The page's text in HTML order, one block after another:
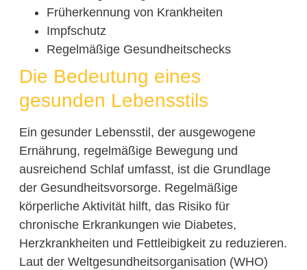
Früherkennung von Krankheiten
Impfschutz
Regelmäßige Gesundheitschecks
Die Bedeutung eines
gesunden Lebensstils
Ein gesunder Lebensstil, der ausgewogene
Ernährung, regelmäßige Bewegung und
ausreichend Schlaf umfasst, ist die Grundlage
der Gesundheitsvorsorge. Regelmäßige
körperliche Aktivität hilft, das Risiko für
chronische Erkrankungen wie Diabetes,
Herzkrankheiten und Fettleibigkeit zu reduzieren.
Laut der Weltgesundheitsorganisation (WHO)